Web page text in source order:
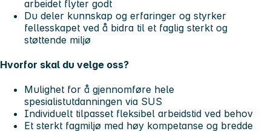
arbeidet flyter godt
Du deler kunnskap og erfaringer og styrker
fellesskapet ved å bidra til et faglig sterkt og
støttende miljø
Hvorfor skal du velge oss?
Mulighet for å gjennomføre hele
spesialistutdanningen via SUS
Individuelt tilpasset fleksibel arbeidstid ved behov
Et sterkt fagmiljø med høy kompetanse og bredde